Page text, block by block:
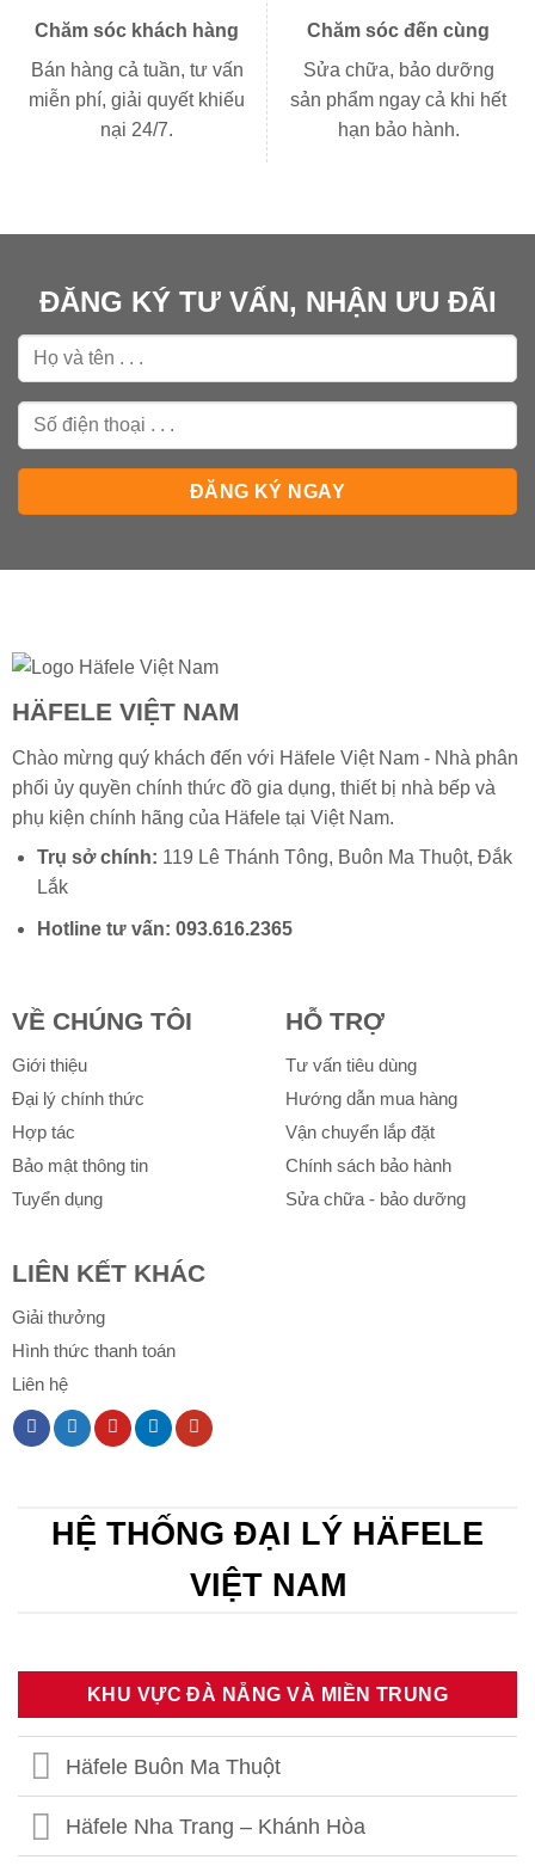
Chăm sóc khách hàng
Bán hàng cả tuần, tư vấn
miễn phí, giải quyết khiếu
nại 24/7.
Chăm sóc đến cùng
Sửa chữa, bảo dưỡng
sản phẩm ngay cả khi hết
hạn bảo hành.
ĐĂNG KÝ TƯ VẤN, NHẬN ƯU ĐÃI
HÄFELE VIỆT NAM
Chào mừng quý khách đến với Häfele Việt Nam - Nhà phân
phối ủy quyền chính thức đồ gia dụng, thiết bị nhà bếp và
phụ kiện chính hãng của Häfeletại Việt Nam.
Trụ sở chính: 119 Lê Thánh Tông, Buôn Ma Thuột, Đắk
Lắk
Hotline tư vấn: 093.616.2365
VỀ CHÚNG TÔI
Giới thiệu
Đại lý chính thức
Hợp tác
Bảo mật thông tin
Tuyển dụng
HỖ TRỢ
Tư vấn tiêu dùng
Hướng dẫn mua hàng
Vận chuyển lắp đặt
Chính sách bảo hành
Sửa chữa - bảo dưỡng
LIÊN KẾT KHÁC
Giải thưởng
Hình thức thanh toán
Liên hệ
HỆ THỐNG ĐẠI LÝ HÄFELE
VIỆT NAM
KHU VỰC ĐÀ NẴNG VÀ MIỀN TRUNG
Häfele Buôn Ma Thuột
Häfele Nha Trang – Khánh Hòa